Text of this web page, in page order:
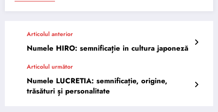
Articolul anterior
Numele HIRO: semnificație in cultura japoneză
Articolul următor
Numele LUCRETIA: semnificație, origine,
trăsături și personalitate